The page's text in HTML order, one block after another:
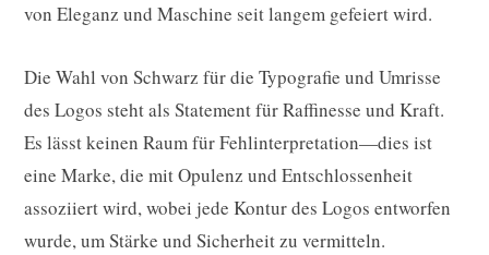
von Eleganz und Maschine seit langem gefeiert wird.
Die Wahl von Schwarz für die Typografie und Umrisse
des Logos steht als Statement für Raffinesse und Kraft.
Es lässt keinen Raum für Fehlinterpretation—dies ist
eine Marke, die mit Opulenz und Entschlossenheit
assoziiert wird, wobei jede Kontur des Logos entworfen
wurde, um Stärke und Sicherheit zu vermitteln.